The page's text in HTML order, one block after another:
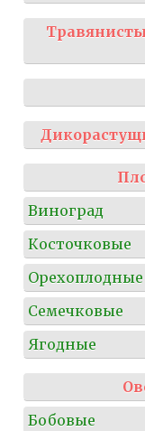
Виноград
Косточковые
Орехоплодные
Семечковые
Ягодные
Бобовые